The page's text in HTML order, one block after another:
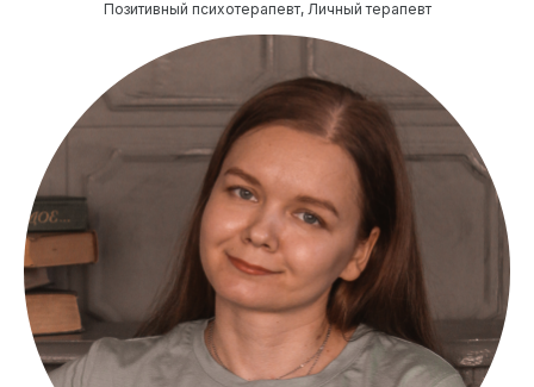
Позитивный психотерапевт, Личный терапевт